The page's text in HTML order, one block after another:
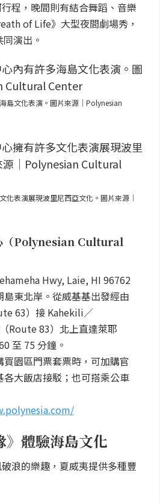
程，晚間則有結合舞蹈、音樂
of Life》大型夜間劇場秀，
演出。
島文化表演。圖片來源｜Polynesian
化表演展現波里尼西亞文化。圖片來源｜
（Polynesian Cultural
Hwy, Laie, HI 96762
島東北岸。從威基基出發經由
63）接 Kahekili／
Route 83）北上直達萊耶
至 75 分鐘。
園區門票套票時，可加購官
各大飯店接駁；也可搭乘公車
》體驗海島文化
浪的樂趣，夏威夷提供多種豐